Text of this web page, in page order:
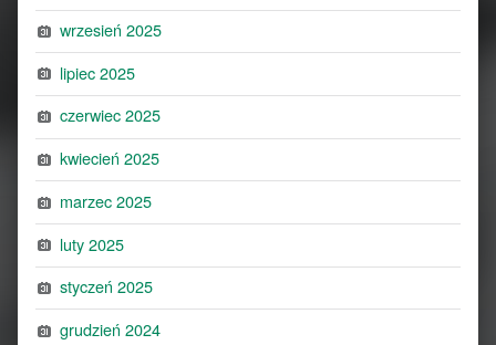
wrzesień 2025
lipiec 2025
czerwiec 2025
kwiecień 2025
marzec 2025
luty 2025
styczeń 2025
grudzień 2024